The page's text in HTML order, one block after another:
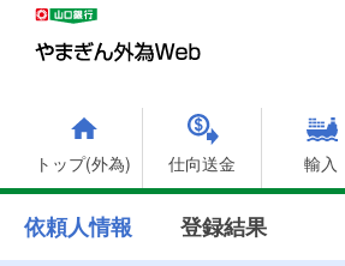
トップ(外為) 仕向送金 輸入
依頼人情報 登録結果